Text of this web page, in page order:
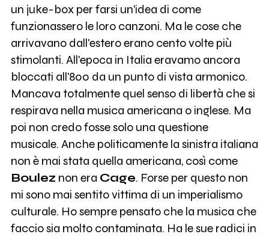
un juke-box per farsi un'idea di come
funzionassero le loro canzoni. Ma le cose che
arrivavano dall'estero erano cento volte più
stimolanti. All'epoca in Italia eravamo ancora
bloccati all'800 da un punto di vista armonico.
Mancava totalmente quel senso di libertà che si
respirava nella musica americana o inglese. Ma
poi non credo fosse solo una questione
musicale. Anche politicamente la sinistra italiana
non è mai stata quella americana, così come
Boulez non era Cage. Forse per questo non
mi sono mai sentito vittima di un imperialismo
culturale. Ho sempre pensato che la musica che
faccio sia molto contaminata. Ha le sue radici in